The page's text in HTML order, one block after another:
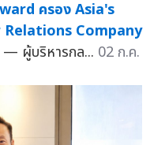
ครอง Asia's
Company
— ผู้บริหารกล... 02 ก.ค.